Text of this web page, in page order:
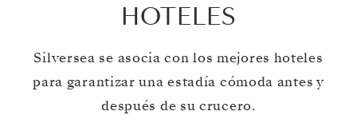
HOTELES
Silversea se asocia con los mejores hoteles
para garantizar una estadía cómoda antes y
después de su crucero.